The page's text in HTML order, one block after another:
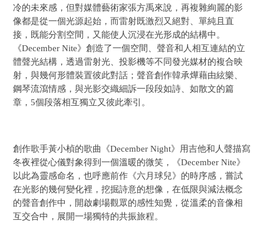
冷的未來感，但對媒體藝術家張方禹來說，再複雜絢麗的影
像都是從一個光源起始，而雷射既激烈又絕對、單純且直
接，既能分割空間，又能使人沉浸在光形成的結構中。
《December Nite》創造了一個空間、聲音和人相互連結的立
體聲光結構，透過雷射光、投影機等不同發光媒材的複合映
射，與幾何形體裝置彼此對話；聲音創作韓承燁藉由絃樂、
鋼琴流瀉情感，與光影交織細訴一段段如詩、如散文的篇
章，5個段落相互獨立又彼此牽引。
創作歌手黃小楨的歌曲《December Night》用吉他和人聲描寫
冬夜裡從心儀對象得到一個溫暖的微笑，《December Nite》
以此為靈感命名，也呼應前作《六月球兒》的時序感，嘗試
在光影的幾何變化裡，挖掘詩意的想像，在低限與減法概念
的聲音創作中，開啟劇場觀眾的感性知覺，從溫柔的音像相
互交合中，展開一場獨特的共振旅程。